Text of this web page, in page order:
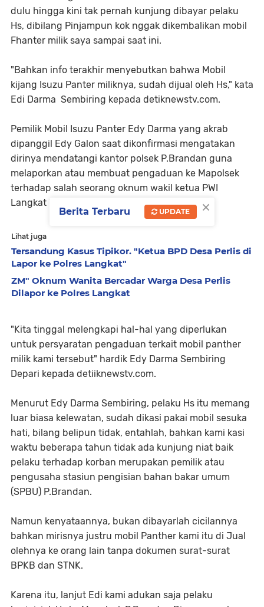
dulu hingga kini tak pernah kunjung dibayar pelaku
Hs, dibilang Pinjampun kok nggak dikembalikan mobil
Fhanter milik saya sampai saat ini.
"Bahkan info terakhir menyebutkan bahwa Mobil
kijang Isuzu Panter miliknya, sudah dijual oleh Hs," kata
Edi Darma Sembiring kepada detiknewstv.com.
Pemilik Mobil Isuzu Panter Edy Darma yang akrab
dipanggil Edy Galon saat dikonfirmasi mengatakan
dirinya mendatangi kantor polsek P.Brandan guna
melaporkan atau membuat pengaduan ke Mapolsek
terhadap salah seorang oknum wakil ketua PWI
Langkat ke jalur hukum.
Lihat juga
Tersandung Kasus Tipikor. "Ketua BPD Desa Perlis di
Lapor ke Polres Langkat"
ZM" Oknum Wanita Bercadar Warga Desa Perlis
Dilapor ke Polres Langkat
"Kita tinggal melengkapi hal-hal yang diperlukan
untuk persyaratan pengaduan terkait mobil panther
milik kami tersebut" hardik Edy Darma Sembiring
Depari kepada detiiknewstv.com.
Menurut Edy Darma Sembiring, pelaku Hs itu memang
luar biasa kelewatan, sudah dikasi pakai mobil sesuka
hati, bilang belipun tidak, entahlah, bahkan kami kasi
waktu beberapa tahun tidak ada kunjung niat baik
pelaku terhadap korban merupakan pemilik atau
pengusaha stasiun pengisian bahan bakar umum
(SPBU) P.Brandan.
Namun kenyataannya, bukan dibayarlah cicilannya
bahkan mirisnya justru mobil Panther kami itu di Jual
olehnya ke orang lain tanpa dokumen surat-surat
BPKB dan STNK.
Karena itu, lanjut Edi kami adukan saja pelaku
×
Berita Terbaru UPDATE